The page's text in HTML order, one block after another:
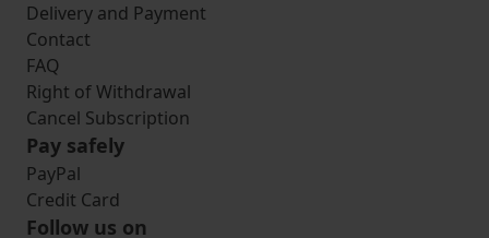
Delivery and Payment
Contact
FAQ
Right of Withdrawal
Cancel Subscription
Pay safely
PayPal
Credit Card
Follow us on